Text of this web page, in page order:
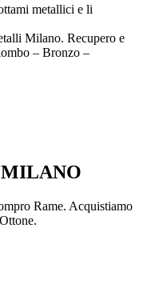
metallici e li
Milano. Recupero e
– Bronzo –
Rame. Acquistiamo